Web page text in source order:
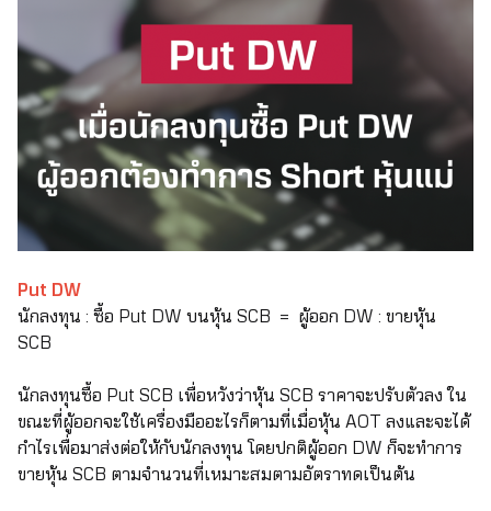
Put DW
นักลงทุน : ซื้อ Put DW บนหุ้น SCB = ผู้ออก DW : ขายหุ้น
SCB
นักลงทุนซื้อ Put SCB เพื่อหวังว่าหุ้น SCB ราคาจะปรับตัวลง ใน
ขณะที่ผู้ออกจะใช้เครื่องมืออะไรก็ตามที่เมื่อหุ้น AOT ลงและจะได้
กำไรเพื่อมาส่งต่อให้กับนักลงทุน โดยปกติผู้ออก DW ก็จะทำการ
ขายหุ้น SCB ตามจำนวนที่เหมาะสมตามอัตราทดเป็นต้น